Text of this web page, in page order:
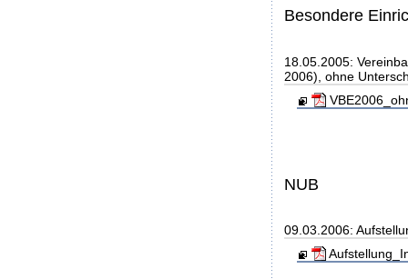
Besondere
18.05.2005:
2006), ohne
NUB
09.03.2006: